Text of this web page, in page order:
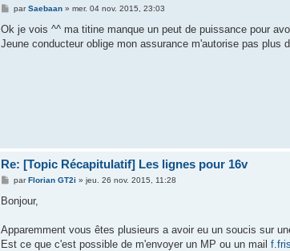
M
s
a
parSaebaan» mer. 04 nov. 2015, 23:03
Ok je vois ^^ ma titine manque un peut de puissance pour
Jeune conducteur oblige mon assurance m'autorise pas plus
Re: [Topic Récapitulatif] Les lignes pour 16v
M
s
g
e
parFlorian GT2i » jeu. 26 nov. 2015, 11:28
Bonjour,
Apparemment vous êtes plusieurs a avoir eu un soucis sur
Est ce que c'est possible de m'envoyer un MP ou un mail